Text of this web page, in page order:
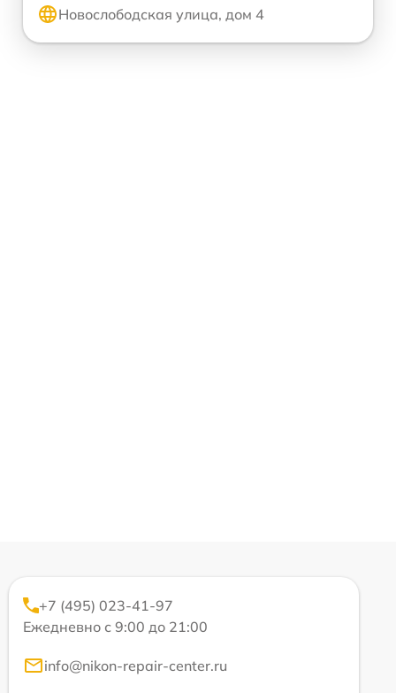
Новослободская улица, дом 4
+7 (495) 023-41-97
Ежедневно с 9:00 до 21:00
info@nikon-repair-center.ru